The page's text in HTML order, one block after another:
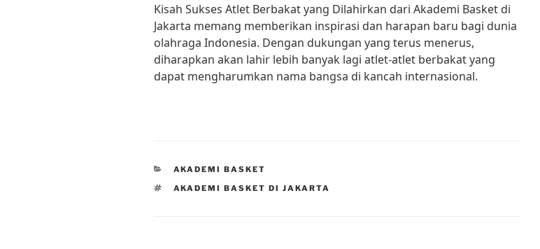
Kisah Sukses Atlet Berbakat yang Dilahirkan dari Akademi Basket di
Jakarta memang memberikan inspirasi dan harapan baru bagi dunia
olahraga Indonesia. Dengan dukungan yang terus menerus,
diharapkan akan lahir lebih banyak lagi atlet-atlet berbakat yang
dapat mengharumkan nama bangsa di kancah internasional.
CATEGORIES
AKADEMI BASKET
TAGS
AKADEMI BASKET DI JAKARTA